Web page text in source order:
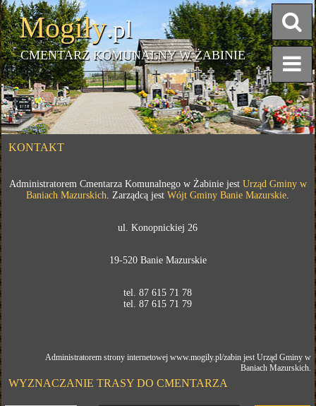
Mogiły.pl
CMENTARZ KOMUNALNY W ŻABINIE
KONTAKT
Administratorem Cmentarza Komunalnego w Żabinie jest Urząd Gminy w
Baniach Mazurskich. Zarządcą jestWójt Gminy Banie Mazurskie.
ul. Konopnickiej 26
19-520 Banie Mazurskie
tel. 87 615 71 78
tel. 87 615 71 79
Administratorem strony internetowej www.mogily.pl/zabin jest Urząd Gminy w
Baniach Mazurskich.
WYZNACZANIE TRASY DO CMENTARZA